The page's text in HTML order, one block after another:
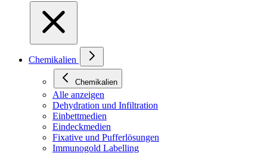
Chemikalien
Chemikalien
Alle anzeigen
Dehydration und Infiltration
Einbettmedien
Eindeckmedien
Fixative und Pufferlösungen
Immunogold Labelling